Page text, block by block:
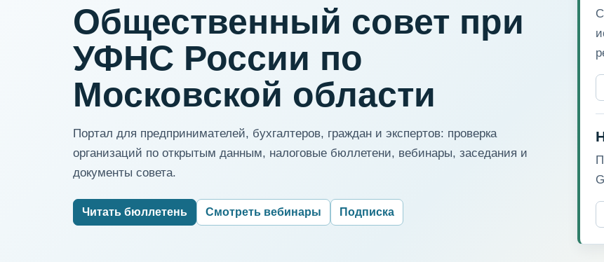
Общественный совет при
УФНС России по
Московской области
Портал для предпринимателей, бухгалтеров, граждан и экспертов: проверка
организаций по открытым данным, налоговые бюллетени, вебинары, заседания и
документы совета.
Читать бюллетень Смотреть вебинары Подписка